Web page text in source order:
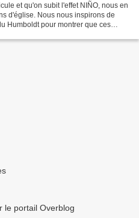
et qu'on subit l'effet NIÑO, nous en
d'église. Nous nous inspirons de
Humboldt pour montrer que ces
le portail Overblog